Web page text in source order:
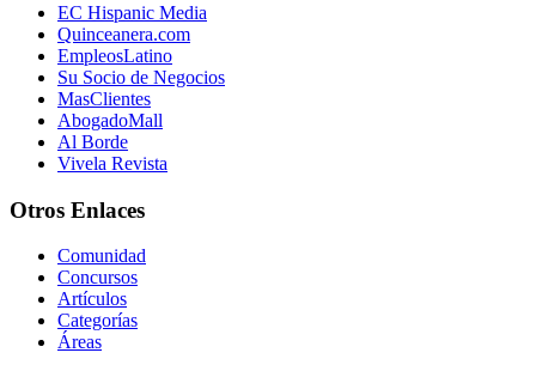
EC Hispanic Media
Quinceanera.com
EmpleosLatino
Su Socio de Negocios
MasClientes
AbogadoMall
Al Borde
Vivela Revista
Otros Enlaces
Comunidad
Concursos
Artículos
Categorías
Áreas